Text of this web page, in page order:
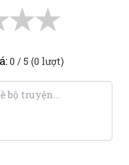
★
★
0 / 5 (0 lượt)